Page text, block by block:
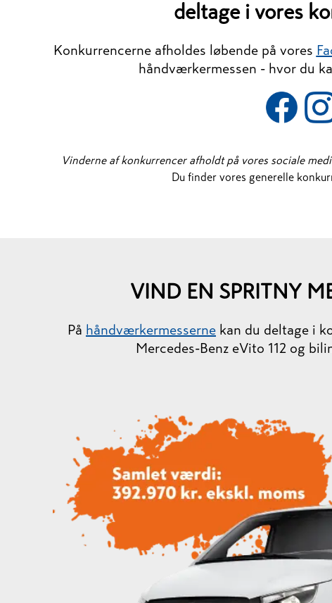
deltage i vores
Konkurrencerne afholdes løbende på vores
håndværkermessen - hvor du
Vinderne af konkurrencer afholdt på vores sociale
Du finder vores generelle
VIND EN SPRITNY
På håndværkermesserne kan du deltage i
Mercedes-Benz eVito 112 og